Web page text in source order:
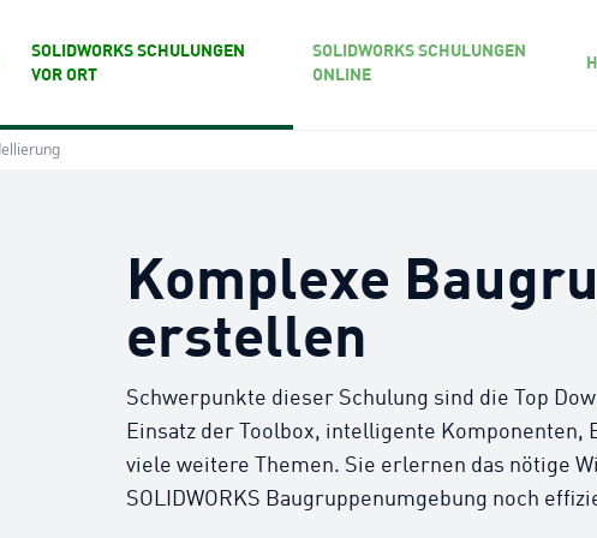
SOLIDWORKS SCHULUNGEN
VOR ORT
SOLIDWORKS SCHULUNGEN
ONLINE
Komplexe
erstellen
Schwerpunkte dieser Schulung sind die Top
Einsatz der Toolbox, intelligente Komponenten,
viele weitere Themen. Sie erlernen das nötige
SOLIDWORKS Baugruppenumgebung noch